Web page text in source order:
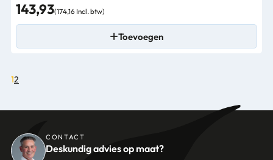
143,93(174,16 Incl. btw)
Toevoegen
12
CONTACT
Deskundig advies op maat?